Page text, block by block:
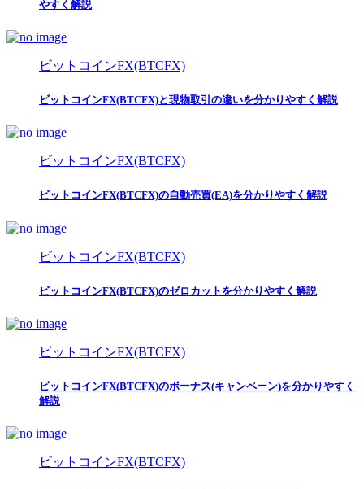
やすく解説
ビットコインFX(BTCFX)
ビットコインFX(BTCFX)と現物取引の違いを分かりやすく解説
ビットコインFX(BTCFX)
ビットコインFX(BTCFX)の自動売買(EA)を分かりやすく解説
ビットコインFX(BTCFX)
ビットコインFX(BTCFX)のゼロカットを分かりやすく解説
ビットコインFX(BTCFX)
ビットコインFX(BTCFX)のボーナス(キャンペーン)を分かりやすく
解説
ビットコインFX(BTCFX)